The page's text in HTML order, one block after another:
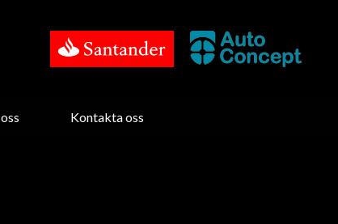
Kontakta oss